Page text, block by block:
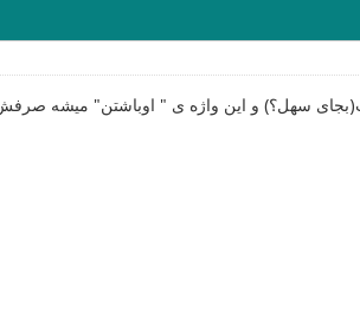
سهل؟) و این واژه ی " اوباشتن" میشه